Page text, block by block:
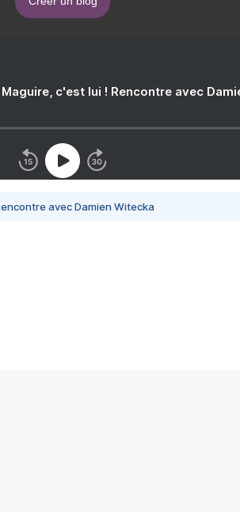
c'est lui ! Rencontre avec
avec Damien Witecka